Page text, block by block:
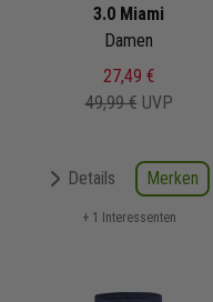
3.0 Miami
Damen
27,49 €
49,99 € UVP
Details Merken
+ 1 Interessenten